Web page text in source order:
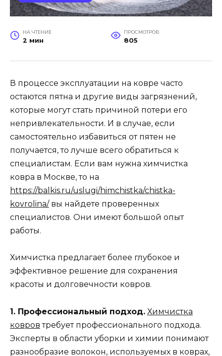
НА ЧТЕНИЕ
2 мин
ПРОСМОТРОВ
805
В процессе эксплуатации на ковре часто
остаются пятна и другие виды загрязнений,
которые могут стать причиной потери его
непривлекательности. И в случае, если
самостоятельно избавиться от пятен не
получается, то лучше всего обратиться к
специалистам. Если вам нужна химчистка
ковра в Москве, то на
https://balkis.ru/uslugi/himchistka/chistka-
kovrolina/вы найдете проверенных
специалистов. Они имеют большой опыт
работы.
Химчистка предлагает более глубокое и
эффективное решение для сохранения
красоты и долговечности ковров.
1. Профессиональный подход. Химчистка
ковров требует профессионального подхода.
Эксперты в области уборки и химии понимают
разнообразие волокон, используемых в коврах,